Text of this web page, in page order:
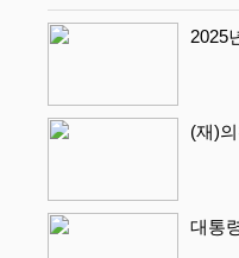
2025
(재)
대통